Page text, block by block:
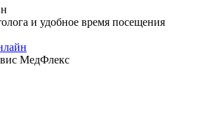
и удобное время посещения
МедФлекс